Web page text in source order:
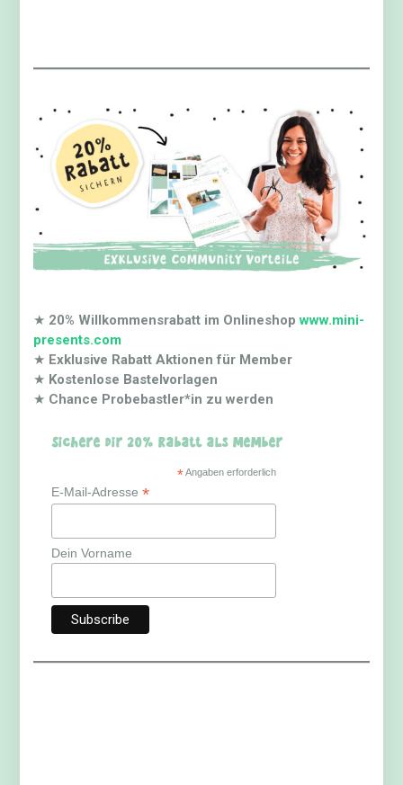
★ 20% Willkommensrabatt im Onlineshopwww.mini-
presents.com
★ Exklusive Rabatt Aktionen für Member
★ Kostenlose Bastelvorlagen
★ Chance Probebastler*in zu werden
Sichere dir 20% Rabatt als Member
*Angaben erforderlich
E-Mail-Adresse*
Dein Vorname